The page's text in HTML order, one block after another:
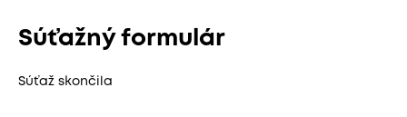
Súťažný formulár
Súťaž skončila